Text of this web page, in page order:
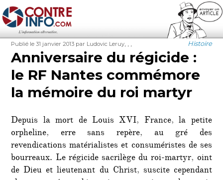
Contre-Info
Publié
le
Publié le 31 janvier 2013 Auteur
par Ludovic Leruy Catégories
Histoire
Étiquettes
Anniversaire du régicide :
le RF Nantes commémore
la mémoire du roi martyr
Depuis la mort de Louis XVI, France, la petite
orpheline, erre sans repère, au gré des
revendications matérialistes et consuméristes de ses
bourreaux. Le régicide sacrilège du roi-martyr, oint
de Dieu et lieutenant du Christ, suscite cependant